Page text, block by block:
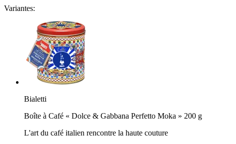
Variantes:
Bialetti
Boîte à Café « Dolce & Gabbana Perfetto Moka » 200 g
L'art du café italien rencontre la haute couture